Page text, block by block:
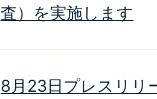
査）を実施します
8月23日プレスリリ